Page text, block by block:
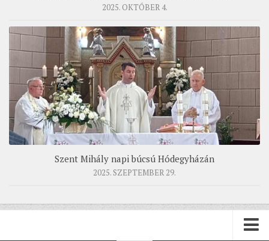
2025. OKTÓBER 4.
Szent Mihály napi búcsú Hódegyházán
2025. SZEPTEMBER 29.